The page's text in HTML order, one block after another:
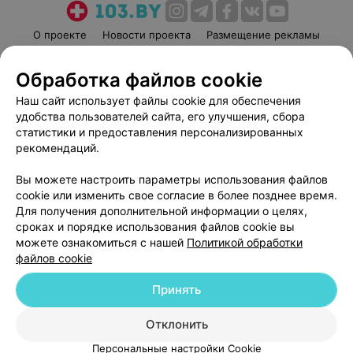
Комплекс дезинфицирующих мероприятий в центре
включает несколько этапов. Для нашего персонала —
эндоскопического оборудования производится в
специальных моечных машинах с использованием
специальных современных дезинфицирующих
растворов.
Если на всех этапах диагностики и лечения работают
опытные специалисты на современном оборудовании,
соблюдаются высокие стандарты, то осложнения или
проблемы вряд ли возникнут. Доверяйте заботу о своём
здоровье профессионалам!
Возникли вопросы?
О проекте Новости проекта
Размещение рекламы
Пользовательское соглашение
Способы оплаты
Вакансии
Партнеры
Написать руководителю 103.by
Обработка персональных данных
© 2026 ООО «Артокс Лаб», УНП 191700409
| 220012, Республика Беларусь,
Служба поддержки +375 291212755
Обработка файлов cookie
Наш сайт использует файлы cookie для обеспечения
удобства пользователей сайта, его улучшения, сбора
статистики и предоставления персонализированных
рекомендаций.
Вы можете настроить параметры использования файлов
cookie или изменить свое согласие в более позднее время.
Для получения дополнительной информации о целях,
сроках и порядке использования файлов cookie вы
можете ознакомиться с нашей Политикой обработки
файлов cookie
Отклонить
Принять
Персональные настройки Cookie